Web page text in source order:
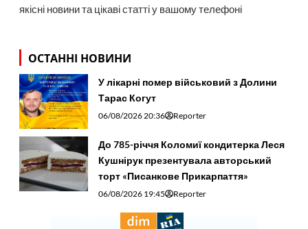
якісні новини та цікаві статті у вашому телефоні
ОСТАННІ НОВИНИ
У лікарні помер військовий з Долини
Тарас Когут
06/08/2026 20:36 Reporter
До 785-річчя Коломиї кондитерка Леся
Кушнірук презентувала авторський
торт «Писанкове Прикарпаття»
06/08/2026 19:45 Reporter